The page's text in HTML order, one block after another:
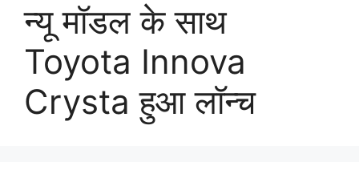
न्यू मॉडल के साथ
Toyota Innova
Crysta हुआ लॉन्च